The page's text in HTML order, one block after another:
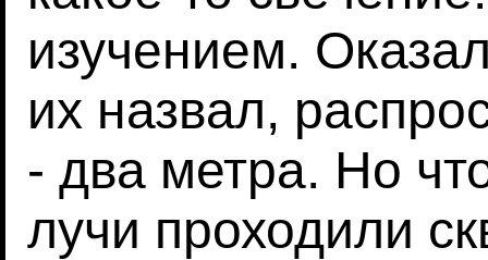
изучением.
их назвал,
- два метра. Но
лучи проходили